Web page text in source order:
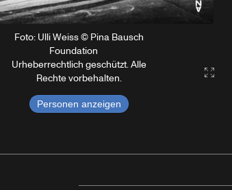
Foto: Ulli Weiss © Pina Bausch
Foundation
Urheberrechtlich geschützt. Alle
Rechte vorbehalten.
Personen anzeigen